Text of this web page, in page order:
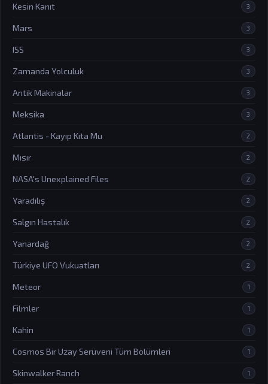
Kesin Kanıt 3
Mars 3
ISS 3
Zamanda Yolculuk 3
Antik Makinalar 3
Meksika 3
Atlantis - Kayıp Kıta Mu 2
Mısır 2
NASA's Unexplained Files 2
Yaradılış 2
Salgın Hastalık 2
Yanardağ 2
Türkiye UFO Vukuatları 2
Meteor 1
Filmler 1
Kahin 1
Cosmos Bir Uzay Serüveni Tüm Bölümleri 1
Skinwalker Ranch 1